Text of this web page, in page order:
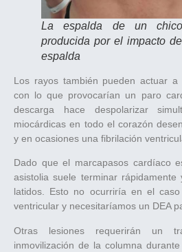
La espalda de un
producida por el impacto
espalda
Los rayos también pueden actuar a
con lo que provocarían un paro
descarga hace despolarizar
miocárdicas en todo el corazón
y en ocasiones una fibrilación
Dado que el marcapasos cardíaco
asistolia suele terminar
latidos. Esto no ocurriría en el
ventricular y necesitaríamos un DEA
Otras lesiones requerirán un
inmovilización de la columna